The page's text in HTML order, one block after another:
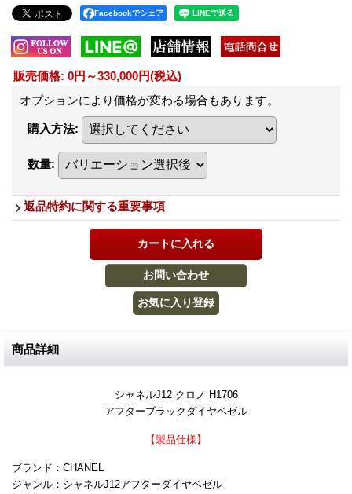
Facebookでシェア
販売価格: 0円～330,000円(税込)
オプションにより価格が変わる場合もあります。
購入方法:
数量:
返品特約に関する重要事項
商品詳細
シャネルJ12 クロノ H1706
アフターブラックダイヤベゼル
【製品仕様】
ブランド：CHANEL
ジャンル：シャネルJ12アフターダイヤベゼル